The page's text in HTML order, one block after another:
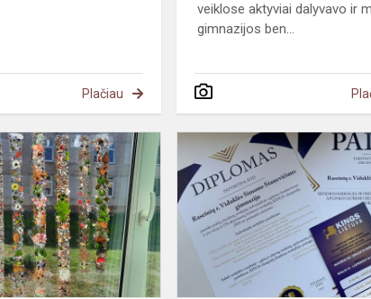
Plačiau
veiklose aktyviai dalyvavo ir
gimnazijos ben...
#STEAM
4b
klasės
mokiniai
kūrė
ornamentus